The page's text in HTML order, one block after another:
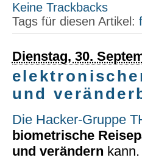
Keine Trackbacks
Tags für diesen Artikel:
Dienstag, 30.
und
Die Hacker-Gruppe
biometrische
und verändern kann.